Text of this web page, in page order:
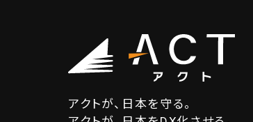
アクトが、日本を守る。